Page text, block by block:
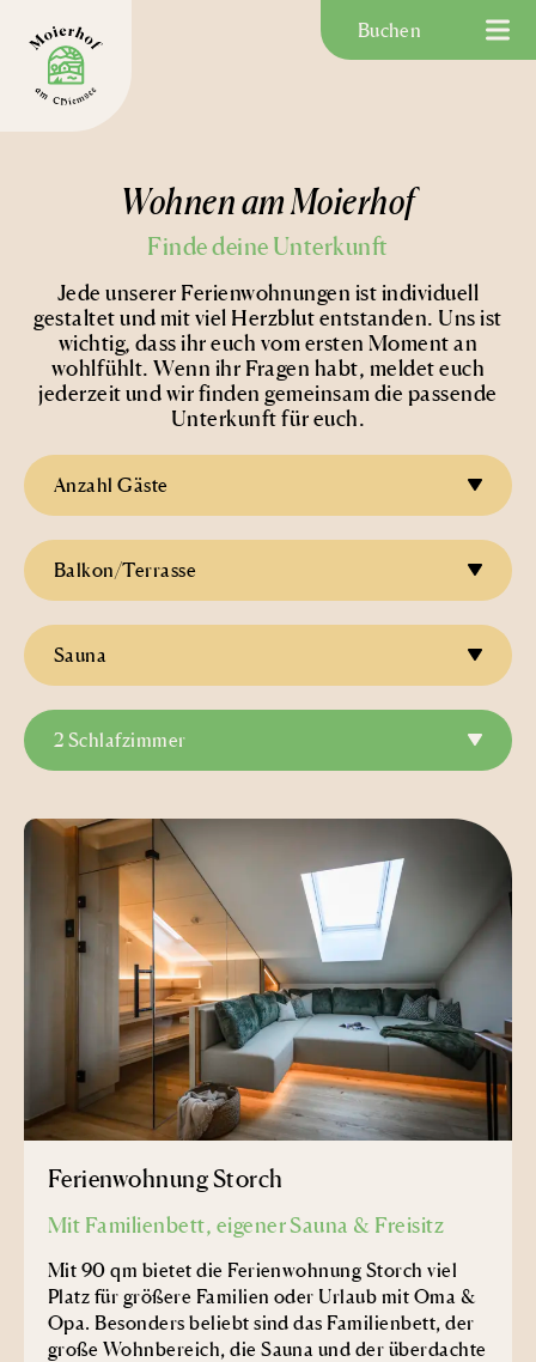
Buchen
Wohnen am Moierhof
Finde deine Unterkunft
Jede unserer Ferienwohnungen ist individuell
gestaltet und mit viel Herzblut entstanden. Uns ist
wichtig, dass ihr euch vom ersten Moment an
wohlfühlt. Wenn ihr Fragen habt, meldet euch
jederzeit und wir finden gemeinsam die passende
Unterkunft für euch.
Anzahl Gäste
Balkon/Terrasse
Sauna
2 Schlafzimmer
Ferienwohnung Storch
Mit Familienbett, eigener Sauna & Freisitz
Mit 90 qm bietet die Ferienwohnung Storch viel
Platz für größere Familien oder Urlaub mit Oma &
Opa. Besonders beliebt sind das Familienbett, der
große Wohnbereich, die Sauna und der überdachte